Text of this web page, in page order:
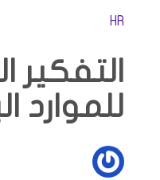
HR
للموارد